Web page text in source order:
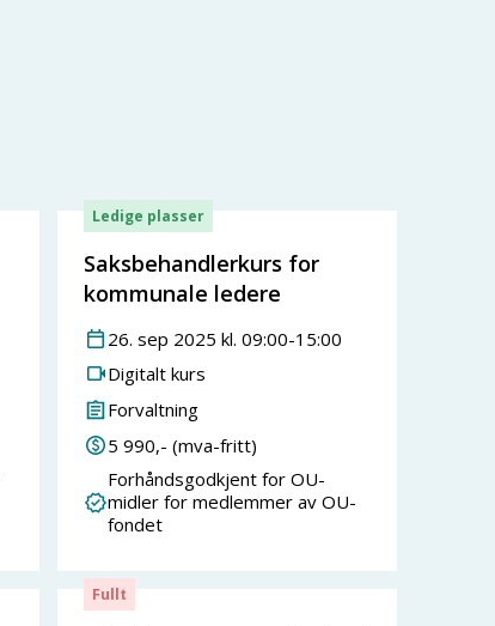
Ledige plasser
Saksbehandlerkurs for
kommunale ledere
26.sep 2025 kl.09:00-15:00
Digitalt kurs
Forvaltning
5 990,- (mva-fritt)
Forhåndsgodkjent for OU-
midler for medlemmer av OU-
fondet
Fullt